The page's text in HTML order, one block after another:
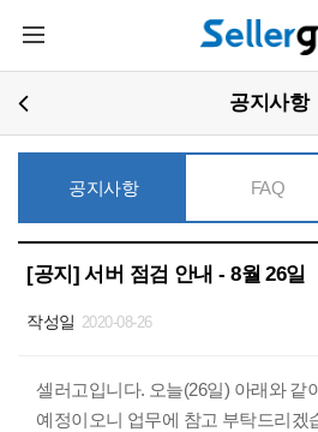
주요콘텐츠로
건너뛰기
공지사항
공지사항 FAQ
[공지] 서버 점검 안내 - 8월 26일
작성일 2020-08-26
셀러고입니다. 오늘(26일) 아래와 같
예정이오니 업무에 참고 부탁드리겠